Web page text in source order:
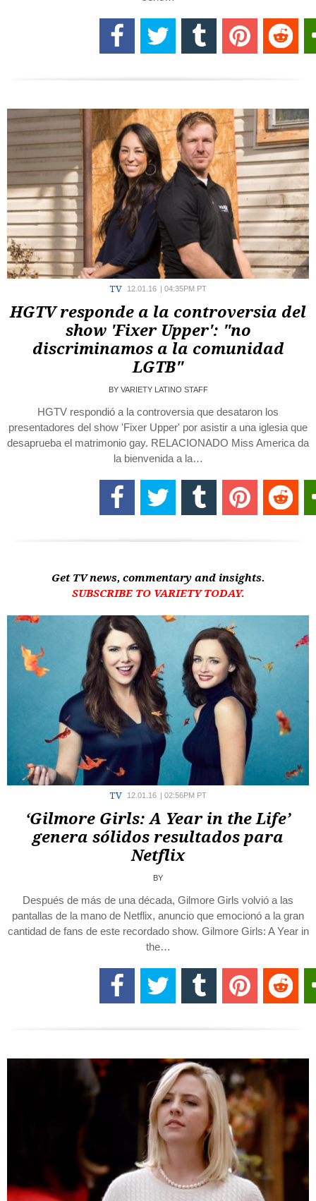
TV 12.01.16 | 04:35PM PT
HGTV responde a la controversia del
show 'Fixer Upper': "no
discriminamos a la comunidad
LGTB"
BY VARIETY LATINO STAFF
HGTV respondió a la controversia que desataron los
presentadores del show 'Fixer Upper' por asistir a una iglesia que
desaprueba el matrimonio gay. RELACIONADO Miss America da
la bienvenida a la…
Get TV news, commentary and insights.
SUBSCRIBE TO VARIETY TODAY.
TV 12.01.16 | 02:56PM PT
‘Gilmore Girls: A Year in the Life’
genera sólidos resultados para
Netflix
BY
Después de más de una década, Gilmore Girls volvió a las
pantallas de la mano de Netflix, anuncio que emocionó a la gran
cantidad de fans de este recordado show. Gilmore Girls: A Year in
the…